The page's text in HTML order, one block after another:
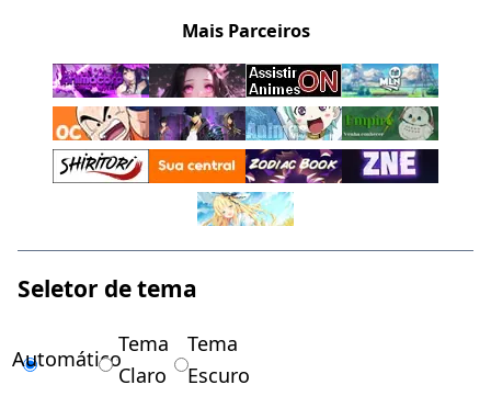
Mais Parceiros
Seletor de tema
Automático
Tema
Claro
Tema
Escuro